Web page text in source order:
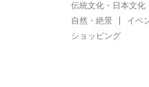
伝統文化・日本文化
自然・絶景
イベ
ショッピング